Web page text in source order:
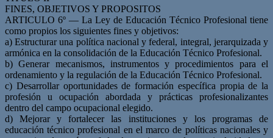
FINES, OBJETIVOS Y PROPOSITOS
ARTICULO 6º — La Ley de Educación Técnico Profesional tiene
como propios los siguientes fines y objetivos:
a) Estructurar una política nacional y federal, integral, jerarquizada y
armónica en la consolidación de la Educación Técnico Profesional.
b) Generar mecanismos, instrumentos y procedimientos para el
ordenamiento y la regulación de la Educación Técnico Profesional.
c) Desarrollar oportunidades de formación específica propia de la
profesión u ocupación abordada y prácticas profesionalizantes
dentro del campo ocupacional elegido.
d) Mejorar y fortalecer las instituciones y los programas de
educación técnico profesional en el marco de políticas nacionales y